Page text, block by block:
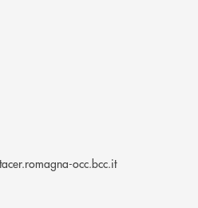
di posta elettronica)
occ.bcc.it(si apre l’app